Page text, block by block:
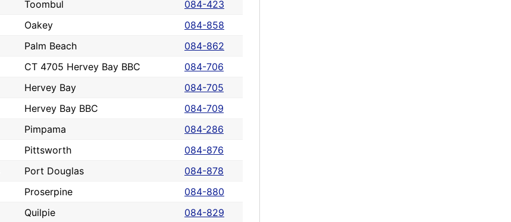
Toombul
084-423
Oakey
084-858
Palm Beach
084-862
CT 4705 Hervey Bay BBC
084-706
Hervey Bay
084-705
Hervey Bay BBC
084-709
Pimpama
084-286
Pittsworth
084-876
Port Douglas
084-878
Proserpine
084-880
Quilpie
084-829